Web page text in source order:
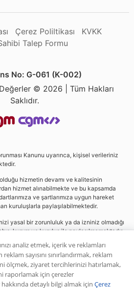
Çerez Poliltikası
KVKK
Talep Formu
No: G-061 (K-002)
© 2026 | Tüm Hakları
Saklıdır.
Kanunu uyarınca, kişisel verileriniz
hizmetin devamı ve kalitesinin
hizmet alınabilmekte ve bu kapsamda
ve şartlarımıza uygun hareket
kuruluşlarla paylaşılabilmektedir.
yasal bir zorunluluk ya da izniniz olmadığı
kurum ve kuruluş ile paylaşılmamaktadır.
ve tavsiyeler yatırım danışmanlığı
genel nitelikte olup, özel olarak sizin mali
uygun olarak hazırlanmamıştır. Bu
analiz etmek, içerik ve reklamları
sayısını sınırlandırmak, reklam
ölçmek, ziyaret tercihlerinizi hatırlamak,
raporlamak için çerezler
detaylı bilgi almak için Çerez